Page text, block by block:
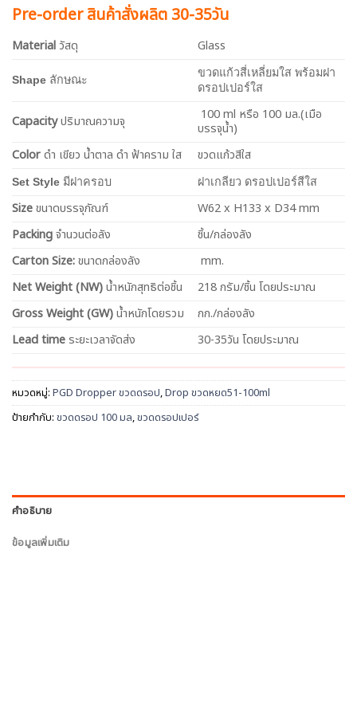
Pre-order สินค้าสั่งผลิต 30-35วัน
Material วัสดุ Glass
Shape ลักษณะ
ขวดแก้วสี่เหลี่ยมใส พร้อมฝา
ดรอปเปอร์ใส
Capacityปริมาณความจุ
100 ml หรือ 100 มล.(เมือ
บรรจุน้ำ)
Colorดำ เขียว น้ำตาล ดำ ฟ้าคราม ใส ขวดแก้วสีใส
Set Style มีฝาครอบ ฝาเกลียว ดรอปเปอร์สีใส
Sizeขนาดบรรจุภัณฑ์
W62 x H133 x D34 mm
Packingจำนวนต่อลัง
ชิ้น/กล่องลัง
Carton Size:ขนาดกล่องลัง
mm.
NetWeight (NW)น้ำหนักสุทธิต่อชิ้น
218 กรัม/ชิ้น โดยประมาณ
Gross Weight (GW)น้ำหนักโดยรวม
กก./กล่องลัง
Lead time ระยะเวลาจัดส่ง 30-35วัน โดยประมาณ
หมวดหมู่: PGD Dropper ขวดดรอป,Drop ขวดหยด51-100ml
ป้ายกำกับ: ขวดดรอป 100 มล,ขวดดรอปเปอร์
คำอธิบาย
ข้อมูลเพิ่มเติม